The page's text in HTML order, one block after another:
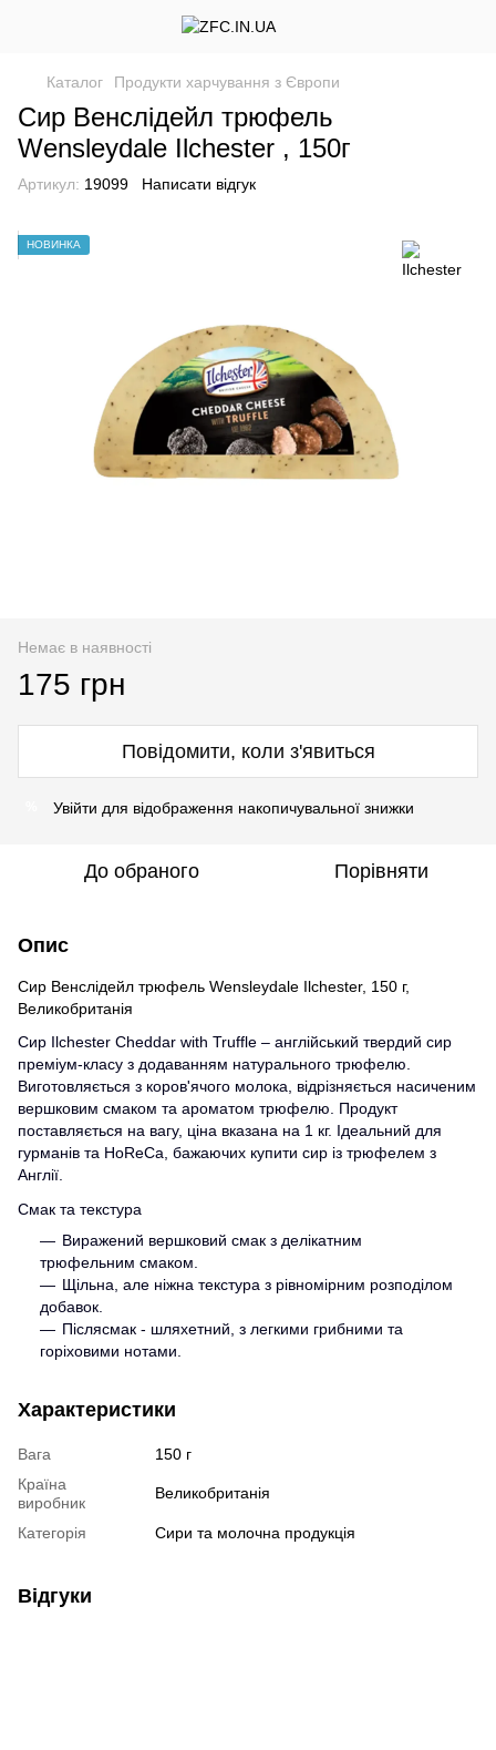
Каталог Продукти харчування з Європи
Сир Венслідейл трюфель
Wensleydale Ilchester , 150г
Артикул: 19099 Написати відгук
НОВИНКА
Немає в наявності
175 грн
Повідомити, коли з'явиться
Увійти для відображення накопичувальної знижки
До обраного Порівняти
Опис
Сир Венслідейл трюфель Wensleydale Ilchester, 150 г,
Великобританія
Сир Ilchester Cheddar with Truffle – англійський твердий сир
преміум-класу з додаванням натурального трюфелю.
Виготовляється з коров'ячого молока, відрізняється насиченим
вершковим смаком та ароматом трюфелю. Продукт
поставляється на вагу, ціна вказана на 1 кг. Ідеальний для
гурманів та HoReCa, бажаючих купити сир із трюфелем з
Англії.
Смак та текстура
Виражений вершковий смак з делікатним
трюфельним смаком.
Щільна, але ніжна текстура з рівномірним розподілом
добавок.
Післясмак - шляхетний, з легкими грибними та
горіховими нотами.
Характеристики
Вага
150 г
Країна
виробник
Великобританія
Категорія Сири та молочна продукція
Відгуки